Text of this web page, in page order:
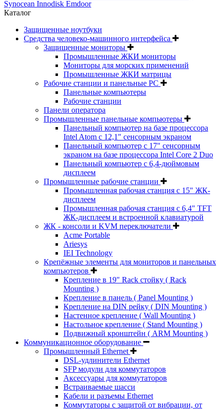
Synocean Innodisk Emdoor
Каталог
Защищенные ноутбуки
Средства человеко-машинного интерфейса
Защищенные мониторы
Промышленные ЖКИ мониторы
Мониторы для морских применений
Промышленные ЖКИ матрицы
Рабочие станции и панельные РС
Панельные компьютеры
Рабочие станции
Панели оператора
Промышленные панельные компьютеры
Панельный компьютер на базе процессора
Intel Atom с 12,1" сенсорным экраном
Панельный компьютер с 17" сенсорным
экраном на базе процессора Intel Core 2 Duo
Панельный компьютер с 6,4-дюймовым
дисплеем
Промышленные рабочие станции
Промышленная рабочая станция с 15" ЖК-
дисплеем
Промышленная рабочая станция с 6,4" TFT
ЖК-дисплеем и встроенной клавиатурой
ЖК - консоли и KVM переключатели
Acme Portable
Ariesys
IEI Technology
Крепёжные элементы для мониторов и панельных
компьютеров
Крепление в 19" Rack стойку ( Rack
Mounting )
Крепление в панель ( Panel Mounting )
Крепление на DIN рейку ( DIN Mounting )
Настенное крепление ( Wall Mounting )
Настольное крепление ( Stand Mounting )
Подвижный кронштейн ( ARM Mounting )
Коммуникационное оборудование
Промышленный Ethernet
DSL-удлинители Ethernet
SFP модули для коммутаторов
Аксессуары для коммутаторов
Встраиваемые шасси
Кабели и разъемы Ethernet
Коммутаторы с защитой от вибрации, от